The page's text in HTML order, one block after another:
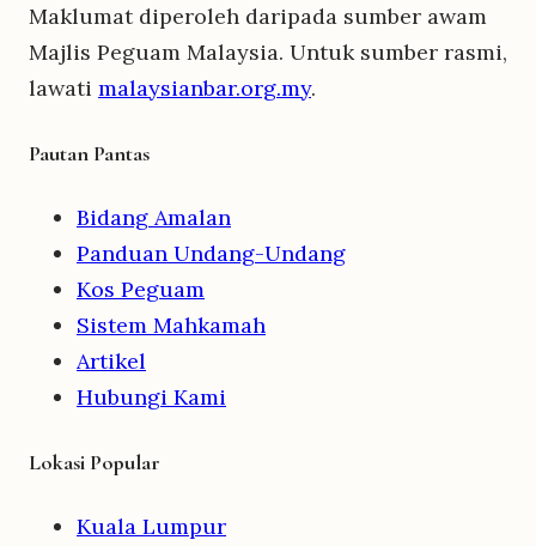
Maklumat diperoleh daripada sumber awam
Majlis Peguam Malaysia. Untuk sumber rasmi,
lawati malaysianbar.org.my.
Pautan Pantas
Bidang Amalan
Panduan Undang-Undang
Kos Peguam
Sistem Mahkamah
Artikel
Hubungi Kami
Lokasi Popular
Kuala Lumpur